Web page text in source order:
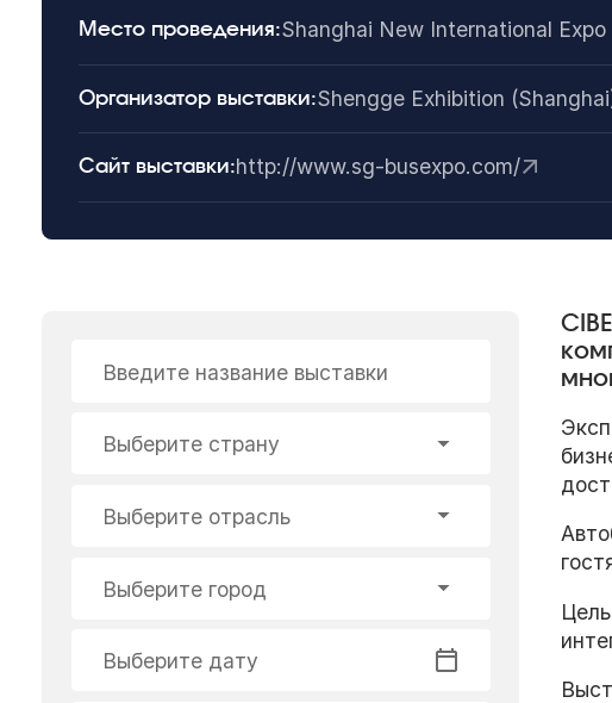
Место проведения:Shanghai New International
Организатор выставки:Shengge Exhibition
Сайт выставки:http://www.sg-busexpo.com/
Введите название выставки
Выберите страну
Выберите отрасль
Выберите город
Выберите дату